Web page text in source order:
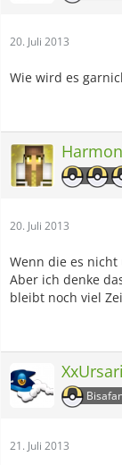
20. Juli 2013
Wie wird es
20. Juli 2013
Wenn die es
Aber ich denke
bleibt noch viel
21. Juli 2013